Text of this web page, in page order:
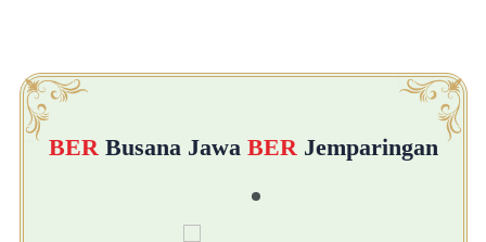
BER Busana Jawa BER Jemparingan